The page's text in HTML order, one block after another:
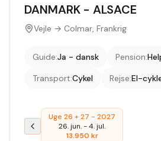
DANMARK - ALSACE
Vejle → Colmar, Frankrig
Guide:Ja - dansk Pension:
Transport:Cykel Rejse:El-
Uge 26 + 27 - 2027
26. jun.-4. jul.
13.950 kr